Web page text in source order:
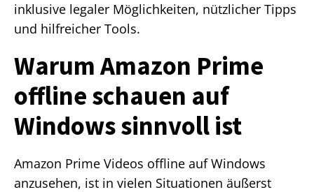
inklusive legaler Möglichkeiten, nützlicher Tipps
und hilfreicher Tools.
Warum Amazon Prime
offline schauen auf
Windows sinnvoll ist
Amazon Prime Videos offline auf Windows
anzusehen, ist in vielen Situationen äußerst